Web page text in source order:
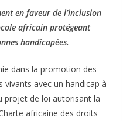
en faveur de l’inclusion
africain protégeant
handicapées.
dans la promotion des
vivants avec un handicap à
projet de loi autorisant la
africaine des droits